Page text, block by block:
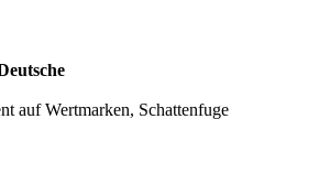
auf Wertmarken, Schattenfuge